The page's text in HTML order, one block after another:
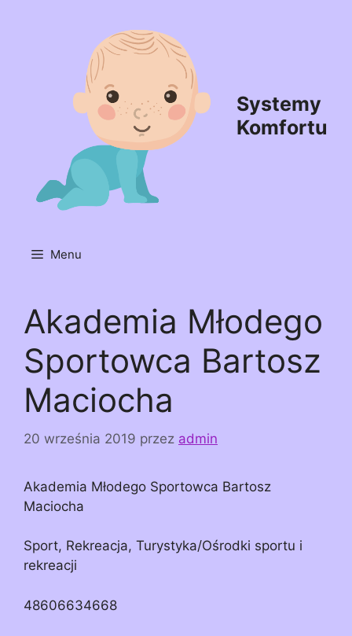
Systemy
Komfortu
Menu
Akademia Młodego
Sportowca Bartosz
Maciocha
20 września 2019 przez admin
Akademia Młodego Sportowca Bartosz
Maciocha
Sport, Rekreacja, Turystyka/Ośrodki sportu i
rekreacji
48606634668